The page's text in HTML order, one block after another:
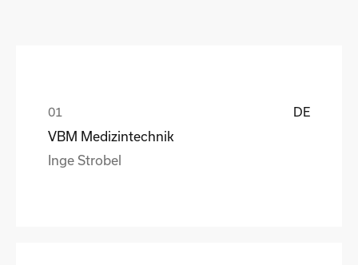
DE
VBM Medizintechnik
Inge Strobel